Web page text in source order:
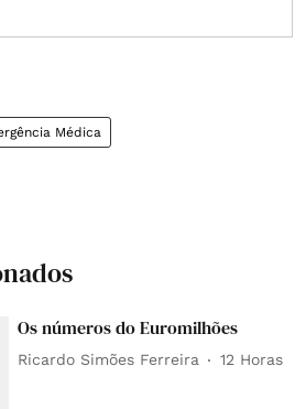
Médica
Os números do Euromilhões
Ricardo Simões Ferreira 12 Horas